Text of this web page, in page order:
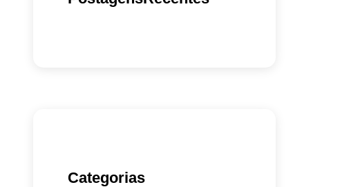
Categorias